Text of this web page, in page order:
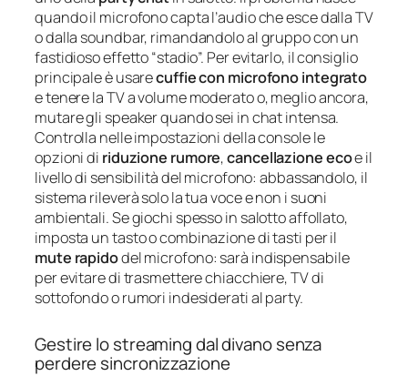
quando il microfono capta l’audio che esce dalla TV
o dalla soundbar, rimandandolo al gruppo con un
fastidioso effetto “stadio”. Per evitarlo, il consiglio
principale è usarecuffie con microfono integrato
e tenere la TV a volume moderato o, meglio ancora,
mutare gli speaker quando sei in chat intensa.
Controlla nelle impostazioni della console le
opzioni di riduzione rumore,cancellazione ecoe il
livello di sensibilità del microfono: abbassandolo, il
sistema rileverà solo la tua voce e non i suoni
ambientali. Se giochi spesso in salotto affollato,
imposta un tasto o combinazione di tasti per il
mute rapidodel microfono: sarà indispensabile
per evitare di trasmettere chiacchiere, TV di
sottofondo o rumori indesiderati al party.
Gestire lo streaming dal divano senza
perdere sincronizzazione